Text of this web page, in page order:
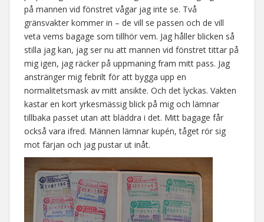
på mannen vid fönstret vågar jag inte se. Två
gränsvakter kommer in – de vill se passen och de vill
veta vems bagage som tillhör vem. Jag håller blicken så
stilla jag kan, jag ser nu att mannen vid fönstret tittar på
mig igen, jag räcker på uppmaning fram mitt pass. Jag
anstränger mig febrilt för att bygga upp en
normalitetsmask av mitt ansikte. Och det lyckas. Vakten
kastar en kort yrkesmässig blick på mig och lämnar
tillbaka passet utan att bläddra i det. Mitt bagage får
också vara ifred. Männen lämnar kupén, tåget rör sig
mot färjan och jag pustar ut inåt.